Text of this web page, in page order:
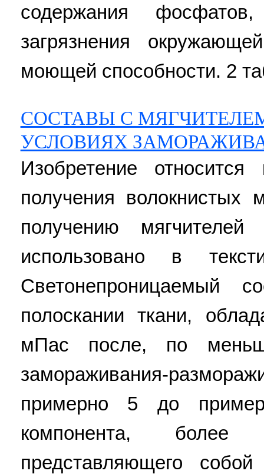
содержания
загрязнения
моющей способности. 2
СОСТАВЫ С
УСЛОВИЯХ
Изобретение относится
получения волокнистых
получению
использовано в
Светонепроницаемый
полоскании ткани,
мПас после, по
замораживания-
примерно 5 до
компонента,
представляющего